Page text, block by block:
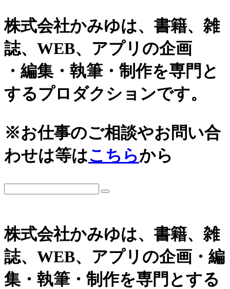
株式会社かみゆは、書籍、雑
誌、WEB、アプリの企画
・編集・執筆・制作を専門と
するプロダクションです。
※お仕事のご相談やお問い合
わせは等はこちらから
株式会社かみゆは、書籍、雑
誌、WEB、アプリの企画・編
集・執筆・制作を専門とする